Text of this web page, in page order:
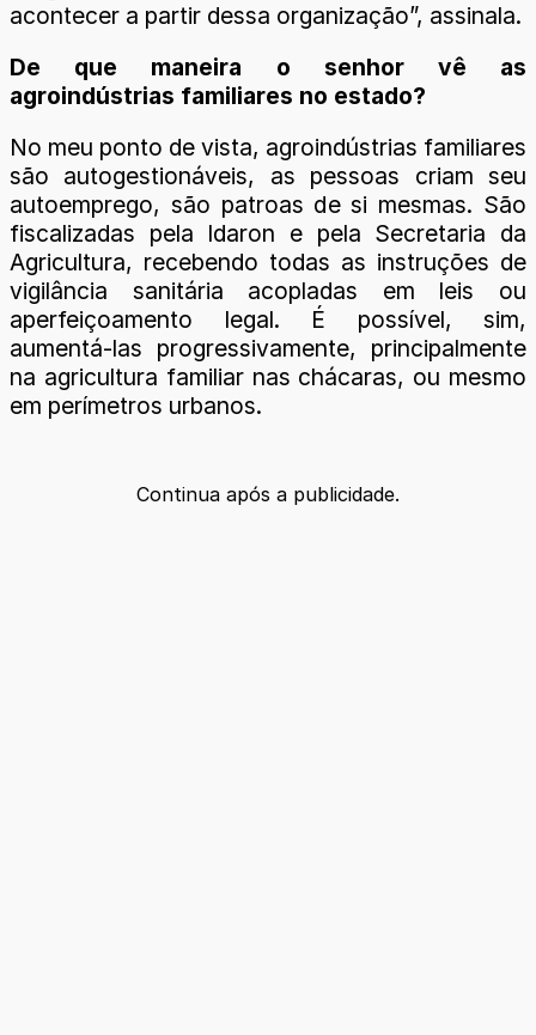
acontecer a partir dessa organização”, assinala.
De que maneira o senhor vê as
agroindústrias familiares no estado?
No meu ponto de vista, agroindústrias familiares
são autogestionáveis, as pessoas criam seu
autoemprego, são patroas de si mesmas. São
fiscalizadas pela Idaron e pela Secretaria da
Agricultura, recebendo todas as instruções de
vigilância sanitária acopladas em leis ou
aperfeiçoamento legal. É possível, sim,
aumentá-las progressivamente, principalmente
na agricultura familiar nas chácaras, ou mesmo
em perímetros urbanos.
Continua após a publicidade.